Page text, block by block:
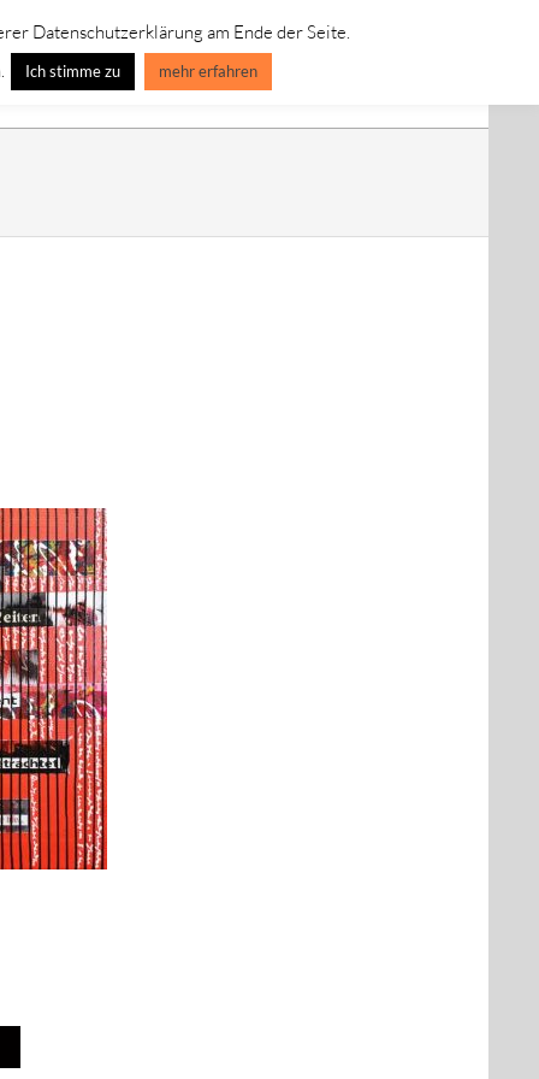
LEINWANDBILDER SPECIAL EDITION-ART-LINE
Datenschutzerklärung am Ende der Seite.
Ich stimme zu mehr erfahren